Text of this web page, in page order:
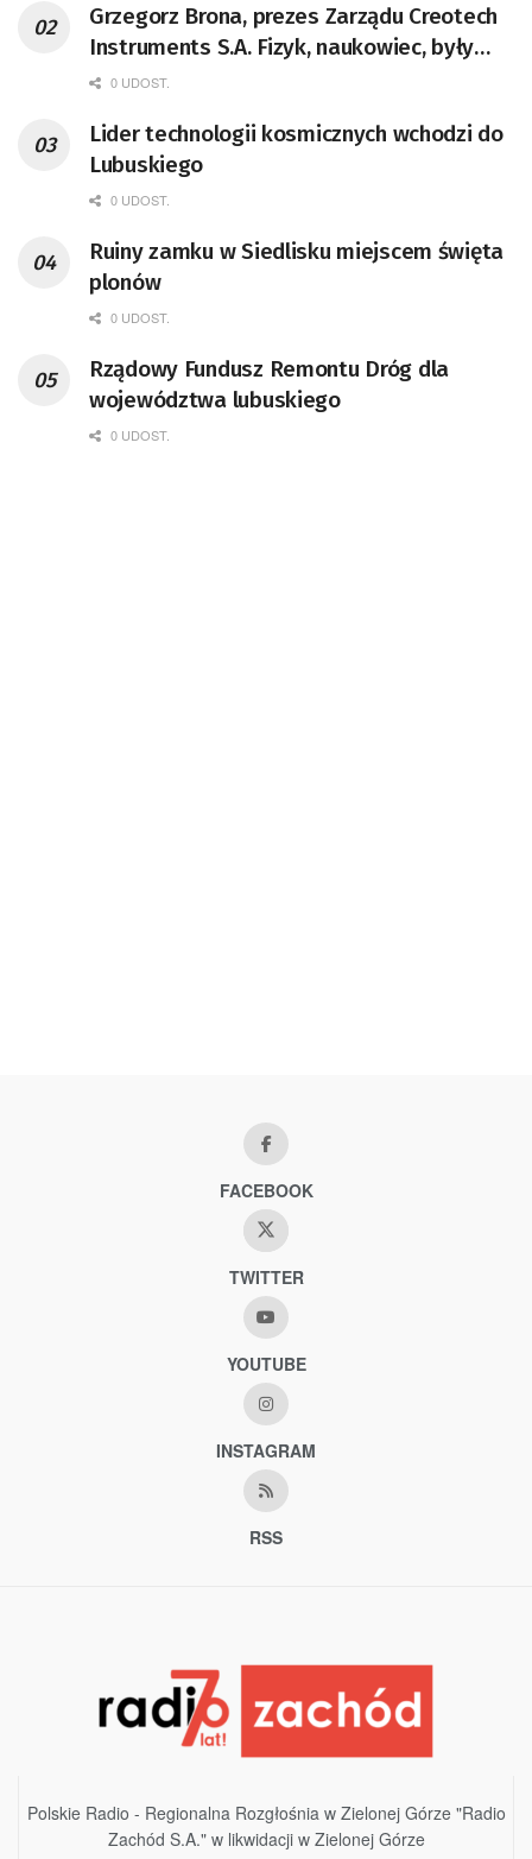
Grzegorz Brona, prezes Zarządu Creotech
Instruments S.A. Fizyk, naukowiec, były
pracownik CERN w Genewie,
doktor habilitowany nauk fizycznych,
koordynator Rady Sektorowej ds.
Kompetencji Przemysłu Lotniczo-
Badań Kosmicznych i Satelitarnych PAN.
0 UDOST.
Lider technologii kosmicznych wchodzi do
Lubuskiego
0 UDOST.
Ruiny zamku w Siedlisku miejscem święta
plonów
0 UDOST.
Rządowy Fundusz Remontu Dróg dla
województwa lubuskiego
0 UDOST.
FACEBOOK
TWITTER
YOUTUBE
INSTAGRAM
RSS
Polskie Radio - Regionalna Rozgłośnia w Zielonej Górze "Radio
Zachód S.A." w likwidacji w Zielonej Górze